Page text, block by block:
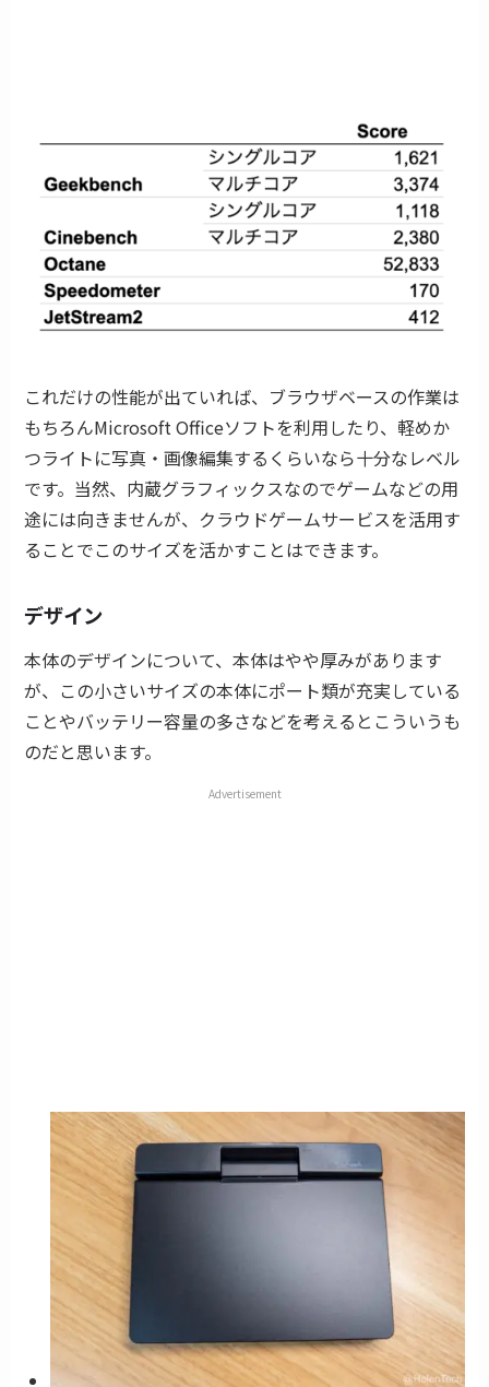
これだけの性能が出ていれば、ブラウザベースの作業は
もちろんMicrosoft Officeソフトを利用したり、軽めか
つライトに写真・画像編集するくらいなら十分なレベル
です。当然、内蔵グラフィックスなのでゲームなどの用
途には向きませんが、クラウドゲームサービスを活用す
ることでこのサイズを活かすことはできます。
デザイン
本体のデザインについて、本体はやや厚みがあります
が、この小さいサイズの本体にポート類が充実している
ことやバッテリー容量の多さなどを考えるとこういうも
のだと思います。
Advertisement